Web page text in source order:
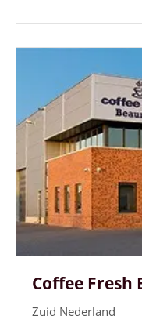
Coffee Fresh
Zuid Nederland